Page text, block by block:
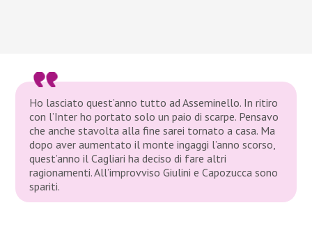
Ho lasciato quest’anno tutto ad Asseminello. In ritiro
con l’Inter ho portato solo un paio di scarpe. Pensavo
che anche stavolta alla fine sarei tornato a casa. Ma
dopo aver aumentato il monte ingaggi l’anno scorso,
quest’anno il Cagliari ha deciso di fare altri
ragionamenti. All’improvviso Giulini e Capozucca sono
spariti.